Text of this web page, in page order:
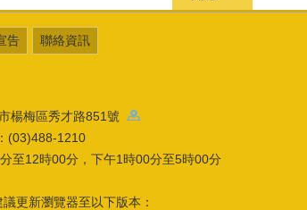
告 聯絡資訊
楊梅區秀才路851號
(03)488-1210
至12時00分，下午1時00分至5時00分
更新瀏覽器至以下版本：